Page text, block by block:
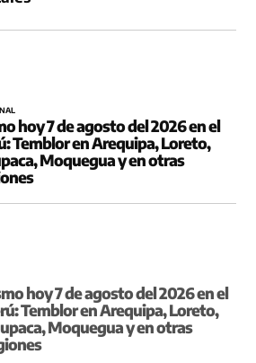
hoy 7 de agosto del 2026 en el
Temblor en Arequipa, Loreto,
Moquegua y en otras
hoy 7 de agosto del 2026 en el
Temblor en Arequipa, Loreto,
Moquegua y en otras